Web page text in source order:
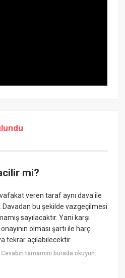
mi?
veren taraf aynı dava ile
Davadan bu şekilde vazgeçilmesi
sayılacaktır. Yani karşı
olması şartı ile harç
tekrar açılabilecektir.
Cevabın tamamını burada okuyun: